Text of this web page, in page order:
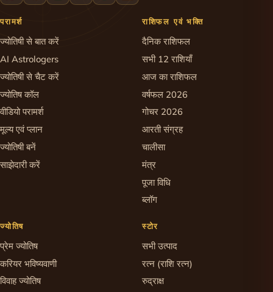
परामर्श
ज्योतिषी से बात करें
AI Astrologers
ज्योतिषी से चैट करें
ज्योतिष कॉल
वीडियो परामर्श
मूल्य एवं प्लान
ज्योतिषी बनें
साझेदारी करें
राशिफल एवं भक्ति
दैनिक राशिफल
सभी 12 राशियाँ
आज का राशिफल
वर्षफल 2026
गोचर 2026
आरती संग्रह
चालीसा
मंत्र
पूजा विधि
ब्लॉग
ज्योतिष
प्रेम ज्योतिष
करियर भविष्यवाणी
विवाह ज्योतिष
स्टोर
सभी उत्पाद
रत्न (राशि रत्न)
रुद्राक्ष